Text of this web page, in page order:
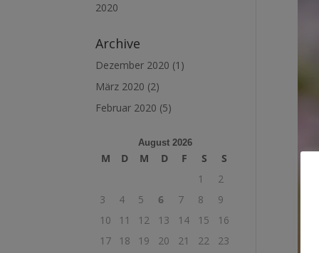
2020
Archive
Dezember 2020 (1)
März 2020 (2)
Februar 2020 (5)
August 2026
M D M D F S
S
1
2
3
4 5 6 7 8
9
10
11 12 13 14 15
16
17
18 19 20 21 22
23